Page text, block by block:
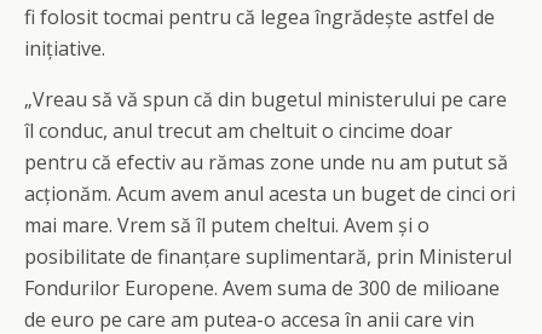
fi folosit tocmai pentru că legea îngrădește astfel de
inițiative.
„Vreau să vă spun că din bugetul ministerului pe care
îl conduc, anul trecut am cheltuit o cincime doar
pentru că efectiv au rămas zone unde nu am putut să
acționăm. Acum avem anul acesta un buget de cinci ori
mai mare. Vrem să îl putem cheltui. Avem și o
posibilitate de finanțare suplimentară, prin Ministerul
Fondurilor Europene. Avem suma de 300 de milioane
de euro pe care am putea-o accesa în anii care vin